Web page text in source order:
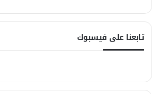
تابعنا على فيسبوك